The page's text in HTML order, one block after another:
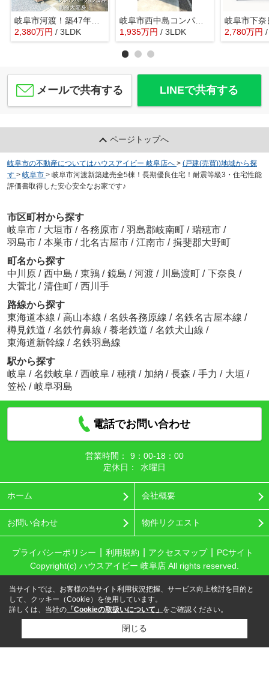
岐阜市河渡！築47年のお家を劇的大改造！家族みんなでくつろげる広々リビング3LDK！
2,380万円 / 3LDK
岐阜市西中島コンパクトサイズの新築戸建全6棟！網戸・エアコン・カーテンレール・テレビアンテナ標準完備
1,935万円 / 3LDK 2,780万円
メールで共有する LINEで共有する
ページトップへ
岐阜市の不動産についてはハウスアイビー 岐阜店へ > (戸建(売買))地域から探
す > 岐阜市 > 岐阜市河渡新築建売全5棟！長期優良住宅！耐震等級3・住宅性能
評価書取得した安心安全なお家です♪
市区町村から探す
岐阜市 / 大垣市 / 各務原市 / 羽島郡岐南町 / 瑞穂市 /
羽島市 / 本巣市 / 北名古屋市 / 江南市 / 揖斐郡大野町
町名から探す
中川原 / 西中島 / 東鶉 / 鏡島 / 河渡 / 川島渡町 / 下奈良 /
大菅北 / 清住町 / 西川手
路線から探す
東海道本線 / 高山本線 / 名鉄各務原線 / 名鉄名古屋本線 /
樽見鉄道 / 名鉄竹鼻線 / 養老鉄道 / 名鉄犬山線 /
東海道新幹線 / 名鉄羽島線
駅から探す
岐阜 / 名鉄岐阜 / 西岐阜 / 穂積 / 加納 / 長森 / 手力 / 大垣 /
笠松 / 岐阜羽島
電話でお問い合わせ
営業時間：
9：00‐18：00
定休日：
水曜日
ホーム 会社概要
お問い合わせ 物件リクエスト
プライバシーポリシー 利用規約 アクセスマップ
PCサイト
Copyright(c) ハウスアイビー 岐阜店 All rights reserved.
当サイトでは、お客様の当サイト利用状況把握、サービス向上検討を目的と
して、クッキー（Cookie）を使用しています。
詳しくは、当社の 「Cookieの取扱いについて」 をご確認ください。
閉じる